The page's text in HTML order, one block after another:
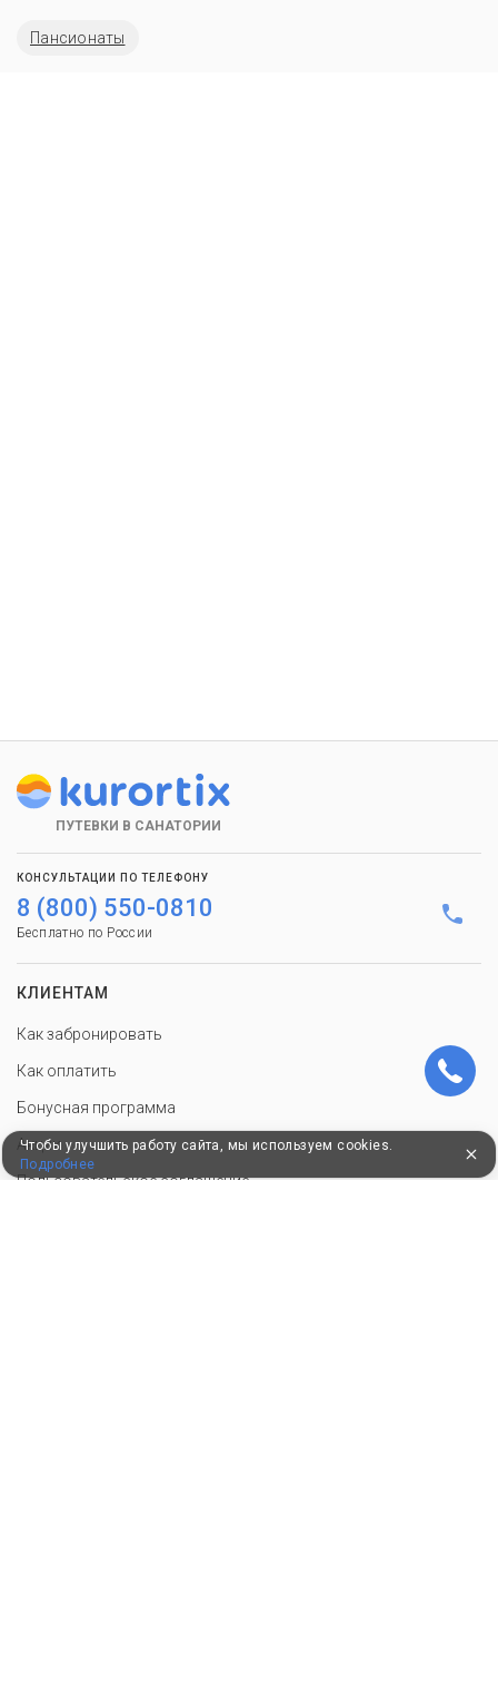
Пансионаты
ПУТЕВКИ В САНАТОРИИ
КОНСУЛЬТАЦИИ ПО ТЕЛЕФОНУ
8 (800) 550-0810
Бесплатно по России
КЛИЕНТАМ
Как забронировать
Как оплатить
Бонусная программа
Акции
Пользовательское соглашение
Чтобы улучшить работу сайта, мы используем cookies.
Подробнее